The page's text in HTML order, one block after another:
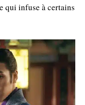
qui infuse à certains